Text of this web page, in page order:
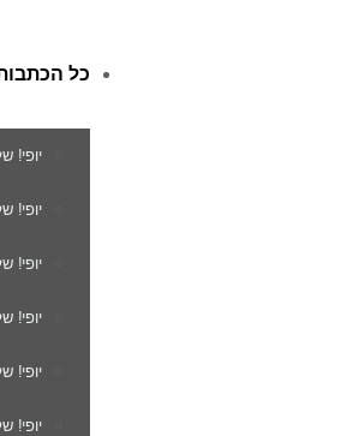
כל
יופי!
יופי!
יופי!
יופי!
יופי!
יופי!